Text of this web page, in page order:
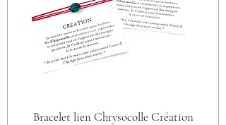
Bracelet lien Chrysocolle Création